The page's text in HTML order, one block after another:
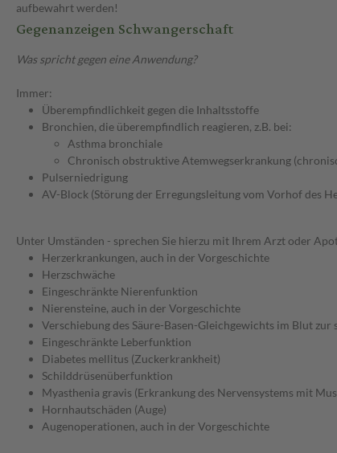
aufbewahrt werden!
Gegenanzeigen Schwangerschaft
Was spricht gegen eine Anwendung?
Immer:
Überempfindlichkeit gegen die Inhaltsstoffe
Bronchien, die überempfindlich reagieren, z.B. bei:
Asthma bronchiale
Chronisch obstruktive Atemwegserkrankung
Pulserniedrigung
AV-Block (Störung der Erregungsleitung vom Vorhof des
Unter Umständen - sprechen Sie hierzu mit Ihrem Arzt oder
Herzerkrankungen, auch in der Vorgeschichte
Herzschwäche
Eingeschränkte Nierenfunktion
Nierensteine, auch in der Vorgeschichte
Verschiebung des Säure-Basen-Gleichgewichts im Blut zur
Eingeschränkte Leberfunktion
Diabetes mellitus (Zuckerkrankheit)
Schilddrüsenüberfunktion
Myasthenia gravis (Erkrankung des Nervensystems mit
Hornhautschäden (Auge)
Augenoperationen, auch in der Vorgeschichte